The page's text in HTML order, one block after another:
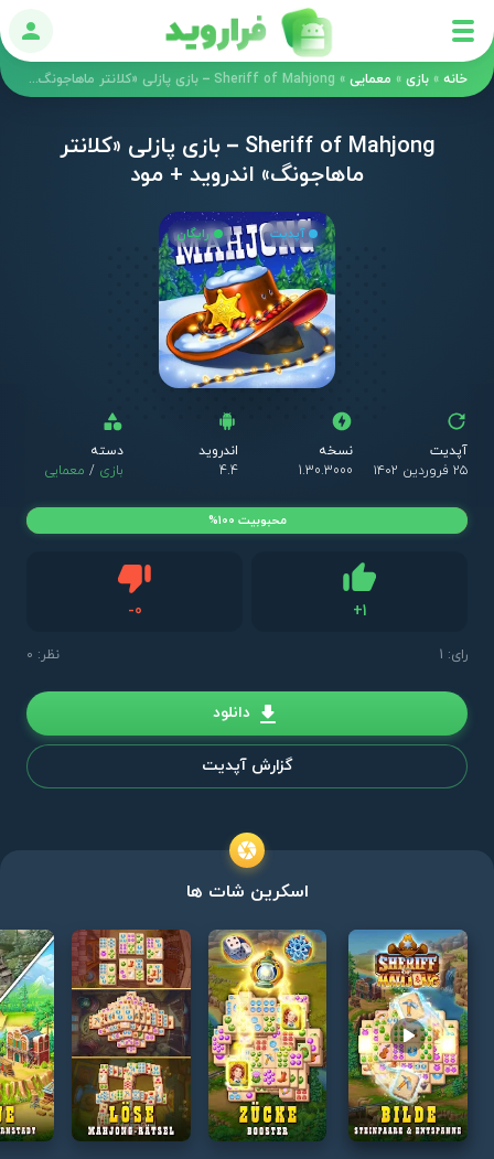
ورود
خانه » بازی » معمایی » Sheriff of Mahjong – بازی پازلی «کلانتر ماهاجونگ» اندروید + مود
Sheriff of Mahjong – بازی پازلی «کلانتر
ماهاجونگ» اندروید + مود
آپدیت رایگان
آپدیت
۲۵ فروردین ۱۴۰۲
نسخه
1.30.3000
اندروید
4.4
دسته
بازی / معمایی
+1
-0دیس لایک
رای: 1 نظر: 0
محبوبیت 100%
دانلود
گزارش آپدیت
اسکرین شات ها
Play video